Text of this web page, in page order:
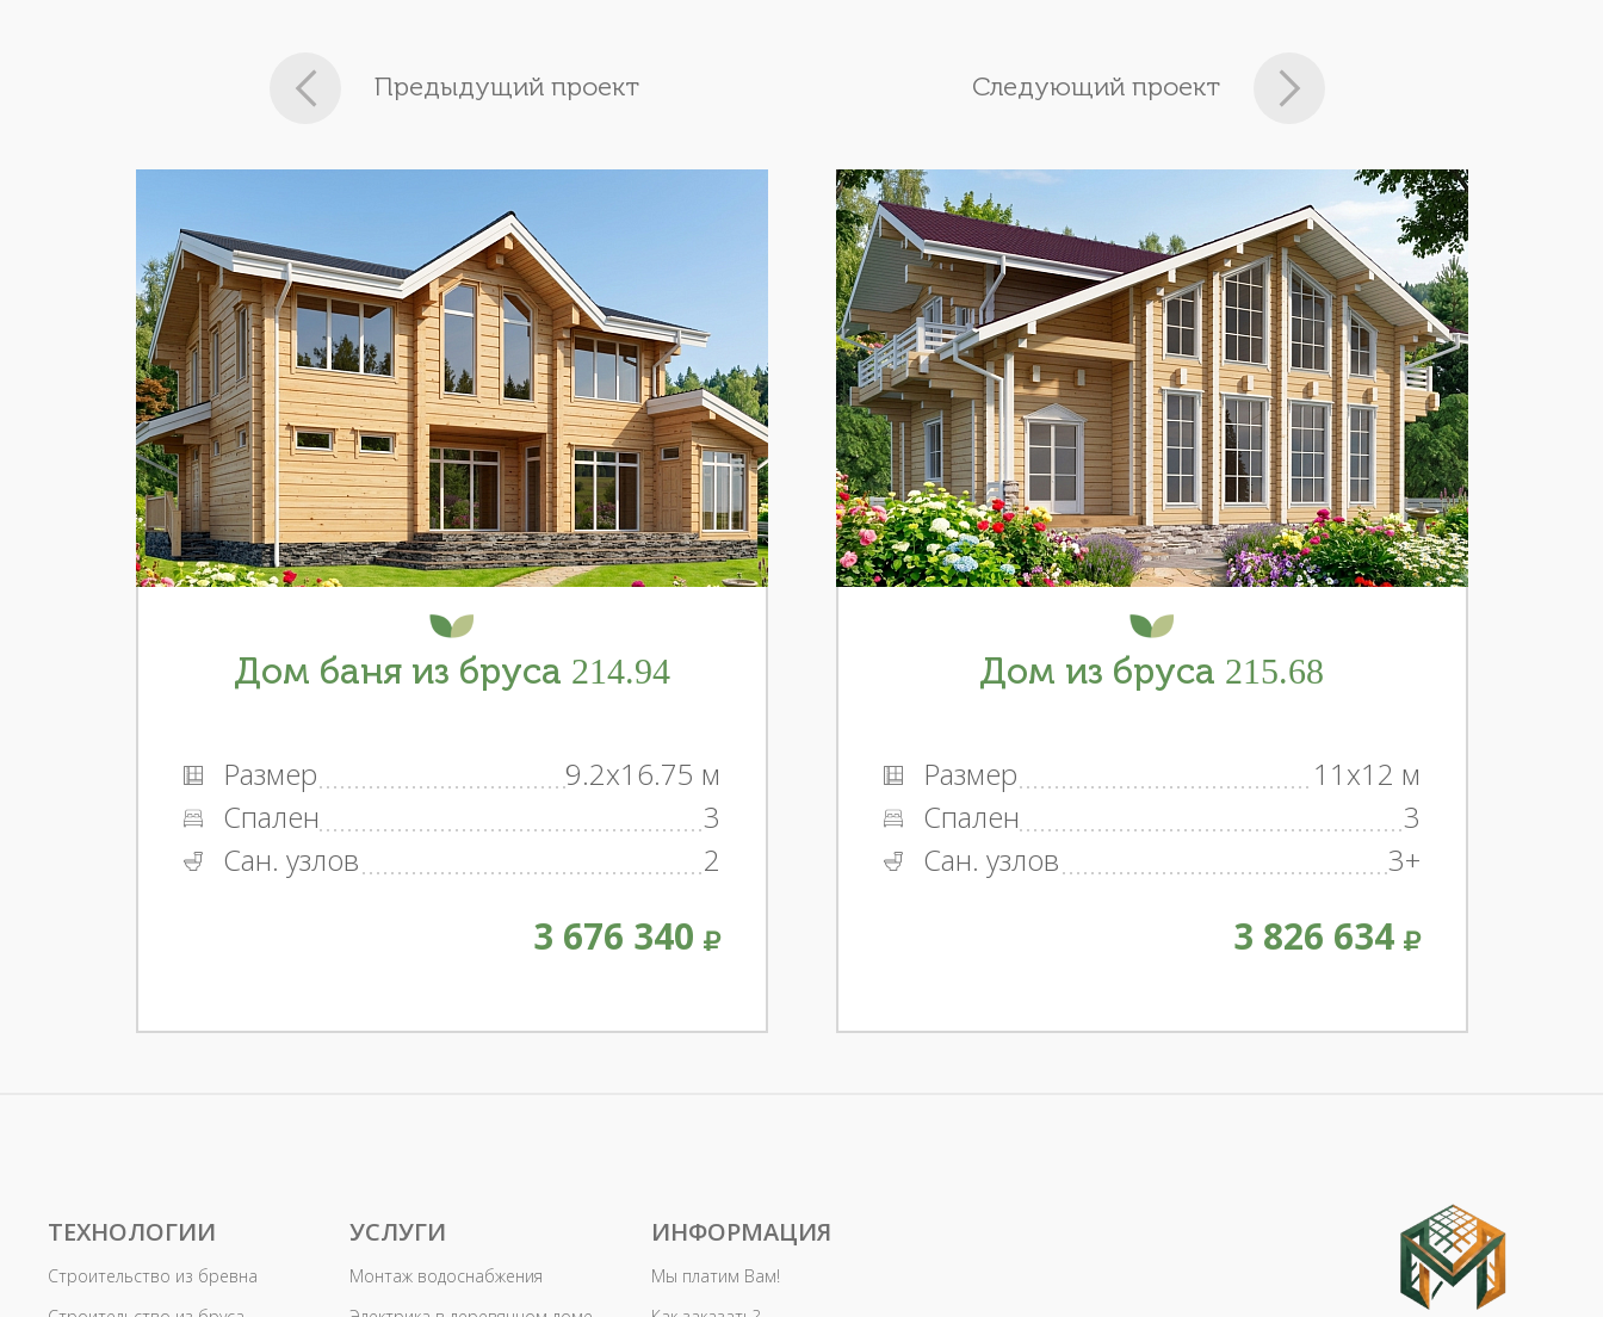
Предыдущий проект
Дом баня из бруса 214.94
Размер
9.2x16.75 м
Спален
3
Сан. узлов
2
3 676 340
Следующий проект
Дом из бруса 215.68
Размер
11x12 м
Спален
3
Сан. узлов
3+
3 826 634
ТЕХНОЛОГИИ
Строительство из бревна
УСЛУГИ
Монтаж водоснабжения
ИНФОРМАЦИЯ
Мы платим Вам!